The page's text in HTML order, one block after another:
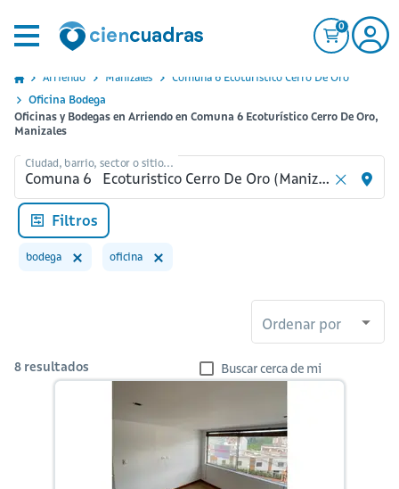
0
Arriendo Manizales
Comuna 6 Ecoturistico Cerro De Oro
Oficina Bodega
Oficinas y Bodegas en Arriendo en Comuna 6 Ecoturístico Cerro De Oro,
Manizales
Ciudad, barrio, sector o sitio...
Filtros
bodega oficina
Ordenar por
8 resultados Buscar cerca de mi